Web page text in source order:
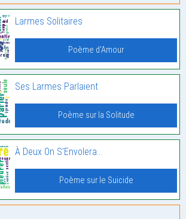
Larmes Solitaires
Poème d'Amour
Ses Larmes Parlaient
Poème sur la Solitude
À Deux On S’Envolera…
Poème sur le Suicide